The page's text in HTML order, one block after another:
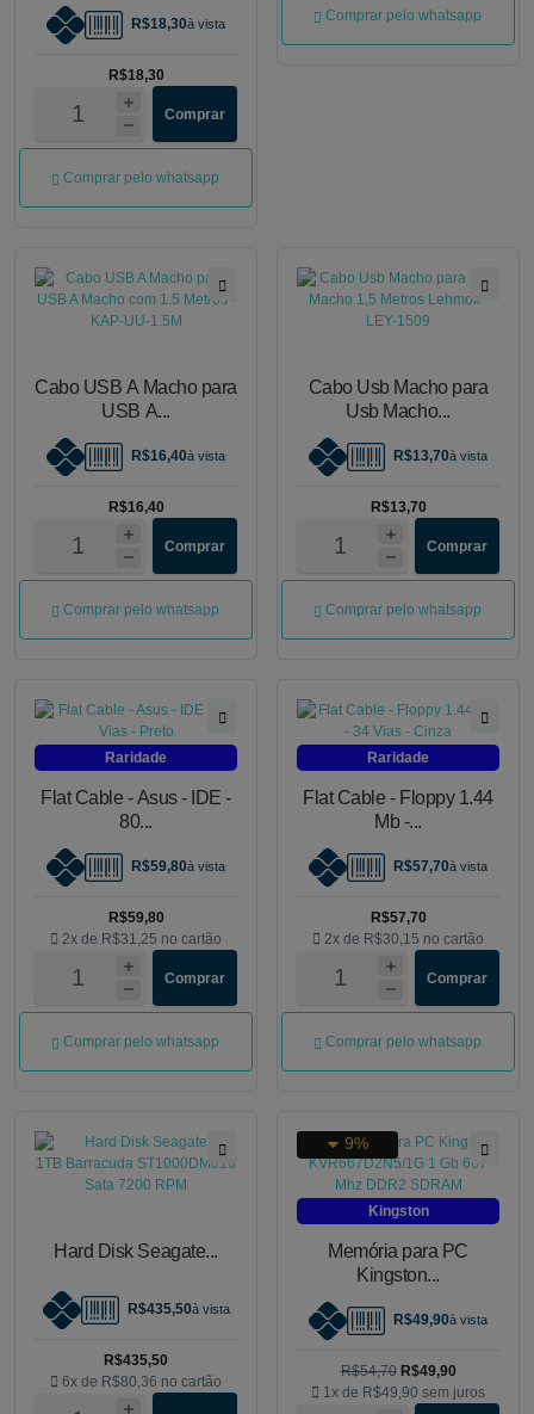
R$18,30à vista
R$18,30
Comprar
Comprar pelo whatsapp
Comprar pelo whatsapp
Cabo USB A Macho para
USB A...
R$16,40à vista
R$16,40
Comprar
Comprar pelo whatsapp
Cabo Usb Macho para
Usb Macho...
R$13,70à vista
R$13,70
Comprar
Comprar pelo whatsapp
Raridade
Flat Cable - Asus - IDE -
80...
R$59,80à vista
R$59,80
2x de R$31,25 no cartão
Comprar
Comprar pelo whatsapp
Raridade
Flat Cable - Floppy 1.44
Mb -...
R$57,70à vista
R$57,70
2x de R$30,15 no cartão
Comprar
Comprar pelo whatsapp
Hard Disk Seagate...
R$435,50à vista
R$435,50
6x de R$80,36 no cartão
Kingston
9%
Memória para PC
Kingston...
R$49,90à vista
R$54,70 R$49,90
1x de R$49,90 sem juros